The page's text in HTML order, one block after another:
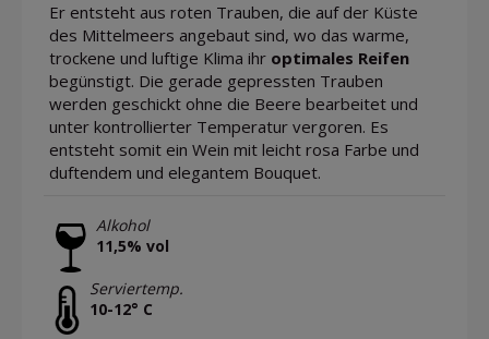
Er entsteht aus roten Trauben, die auf der Küste
des Mittelmeers angebaut sind, wo das warme,
trockene und luftige Klima ihr optimales Reifen
begünstigt. Die gerade gepressten Trauben
werden geschickt ohne die Beere bearbeitet und
unter kontrollierter Temperatur vergoren. Es
entsteht somit ein Wein mit leicht rosa Farbe und
duftendem und elegantem Bouquet.
Alkohol
11,5% vol
Serviertemp.
10-12° C